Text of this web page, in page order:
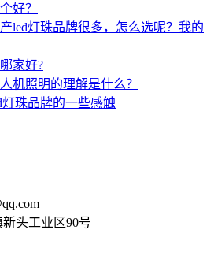
好？
led灯珠品牌很多，怎么选呢？我的
家好?
机照明的理解是什么？
珠品牌的一些感触
头工业区90号